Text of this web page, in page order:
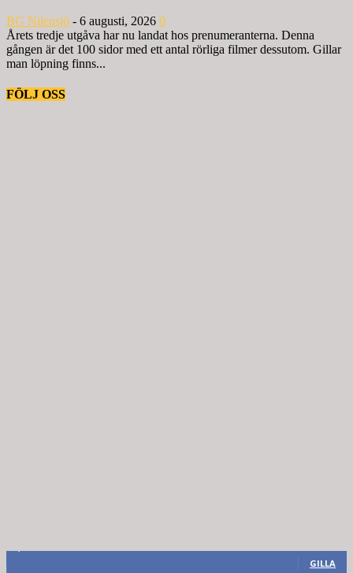
BG Nilensjö - 6 augusti, 2026 0
Årets tredje utgåva har nu landat hos prenumeranterna. Denna
gången är det 100 sidor med ett antal rörliga filmer dessutom. Gillar
man löpning finns...
FÖLJ OSS
GILLA